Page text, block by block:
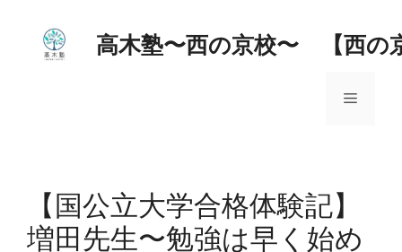
高木塾〜西の京校〜 【西の
メ
【国公立大学合格体験記】
増田先生〜勉強は早く始め